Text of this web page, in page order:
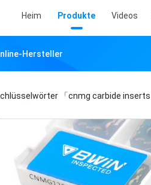
Heim Produkte Videos
Hersteller
「cnmg carbide inserts